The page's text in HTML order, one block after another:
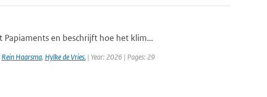
en beschrijft hoe het klim...
Rein Haarsma, Hylke de Vries.| Year: 2026 | Pages: 29